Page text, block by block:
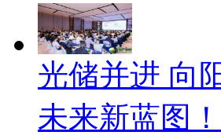
光储并进 向
未来新蓝图！